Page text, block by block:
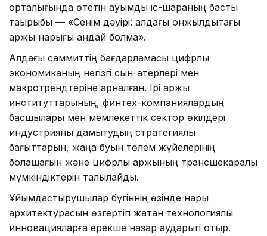
орталығында өтетін ауқымды іс-шараның басты
тақырыбы — «Сенім дәуірі: алдағы онжылдықтағы
қаржы нарығы қандай болмақ».
Алдағы саммиттің бағдарламасы цифрлық
экономиканың негізгі сын-қатерлері мен
макротрендтеріне арналған. Ірі қаржы
институттарының, финтех-компаниялардың
басшылары мен мемлекеттік сектор өкілдері
индустрияны дамытудың стратегиялық
бағыттарын, жаңа буын төлем жүйелерінің
болашағын және цифрлық қаржының трансшекаралық
мүмкіндіктерін талқылайды.
Ұйымдастырушылар бүгіннің өзінде нарық
архитектурасын өзгертіп жатқан технологиялық
инновацияларға ерекше назар аударып отыр.